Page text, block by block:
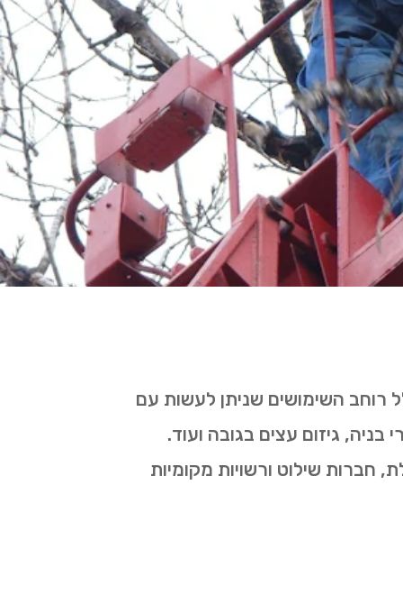
רוחב השימושים שניתן לעשות עם
גיזום עצים בגובה ועוד.
חברות שילוט ורשויות מקומיות